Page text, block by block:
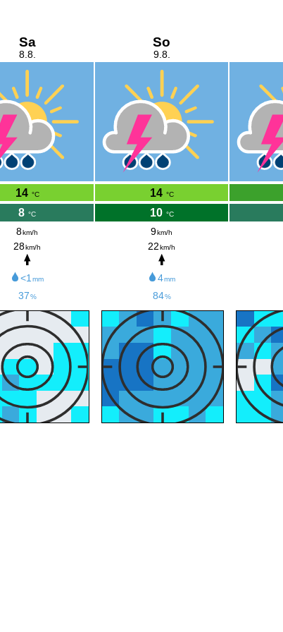
Sa
8.8.
14 °C
8 °C
8km/h
28km/h
<1mm
37%
So
9.8.
14 °C
10 °C
9km/h
22 km/h
4mm
84%